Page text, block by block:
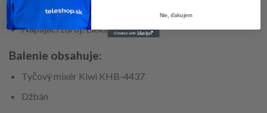
Rýchlosť: Nastaviteľná, 2 úrovne
Napájací zdroj: Elektrická sieť
Balenie obsahuje:
Tyčový mixér Kiwi KHB-4437
Džbán
Nie, ďakujem